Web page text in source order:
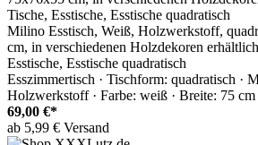
Milino Esstisch, Weiß, Holzwerkstoff,
cm, in verschiedenen Holzdekoren
Esstische, Esstische quadratisch
Esszimmertisch · Tischform: quadratisch ·
Holzwerkstoff · Farbe: weiß · Breite: 75 cm
69,00 €*
ab 5,99 € Versand